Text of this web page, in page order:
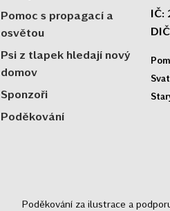
Pomoc s propagací a
osvětou
Psi z tlapek hledají nový
domov
Sponzoři
Poděkování
IČ:
Poděkování za ilustrace a